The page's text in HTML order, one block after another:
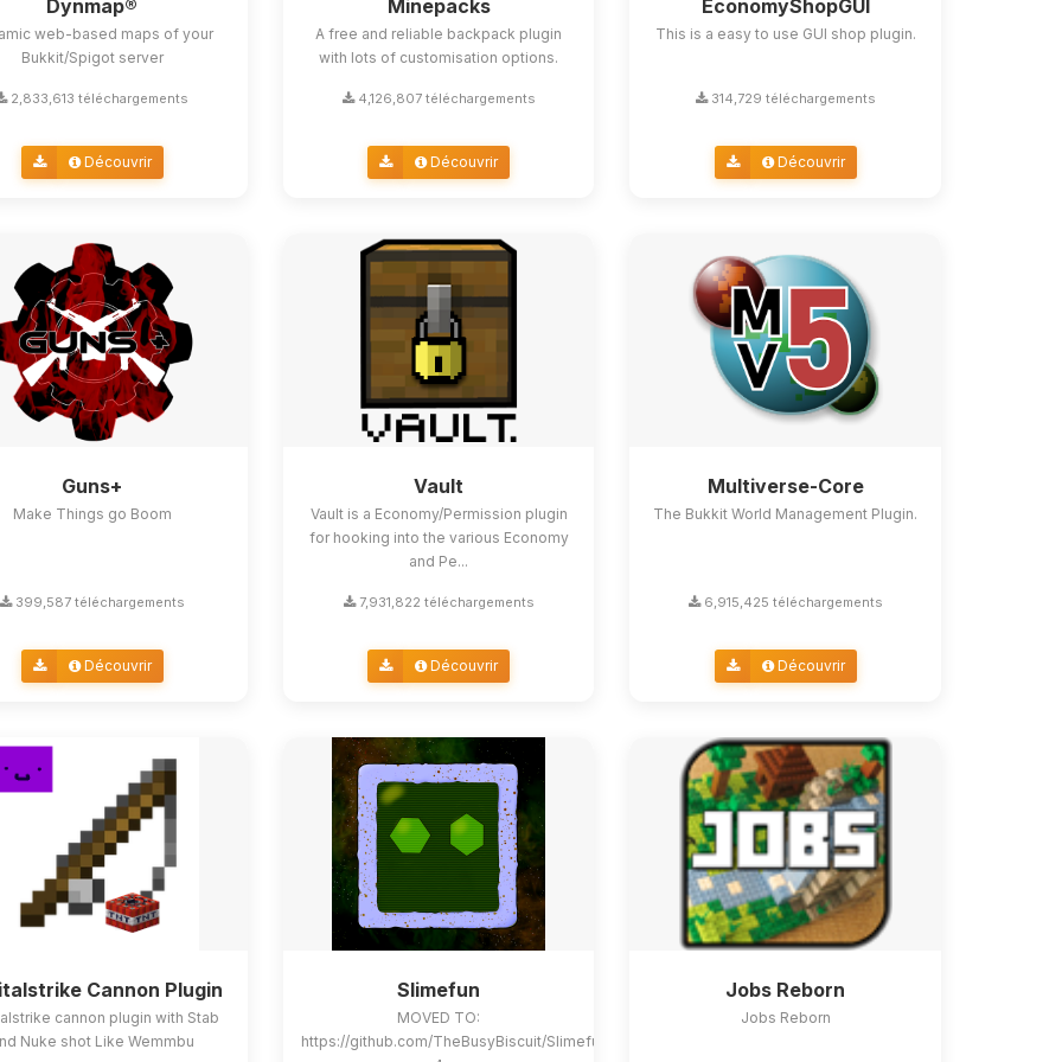
Dynmap®
web-based maps of your
Bukkit/Spigot server
2,833,613 téléchargements
Découvrir
Minepacks
A free and reliable backpack plugin
with lots of customisation options.
4,126,807 téléchargements
Découvrir
EconomyShopGUI
This is a easy to use GUI shop plugin.
314,729 téléchargements
Découvrir
Guns+
Make Things go Boom
399,587 téléchargements
Découvrir
Vault
Vault is a Economy/Permission plugin
for hooking into the various Economy
and Pe...
7,931,822 téléchargements
Découvrir
Multiverse-Core
The Bukkit World Management Plugin.
6,915,425 téléchargements
Découvrir
Cannon Plugin
cannon plugin with Stab
Nuke shot Like Wemmbu
Slimefun
MOVED TO:
https://github.com/TheBusyBiscuit/Slimefun4#slimefun-
Jobs Reborn
Jobs Reborn